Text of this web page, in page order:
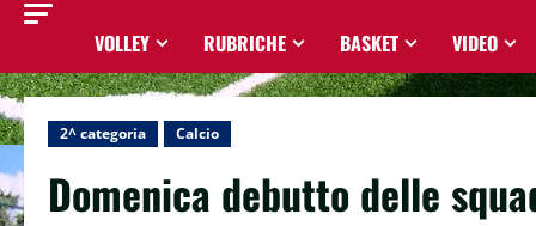
VOLLEY RUBRICHE BASKET VIDEO
2^ categoria Calcio
Domenica debutto delle